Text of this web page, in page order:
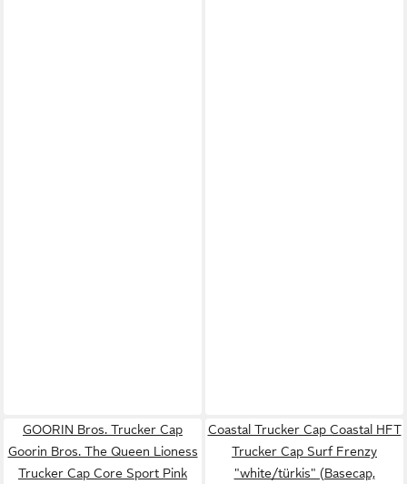
GOORIN Bros. Trucker Cap
Goorin Bros. The Queen Lioness
Trucker Cap Core Sport Pink
Coastal Trucker Cap Coastal HFT
Trucker Cap Surf Frenzy
"white/türkis" (Basecap,